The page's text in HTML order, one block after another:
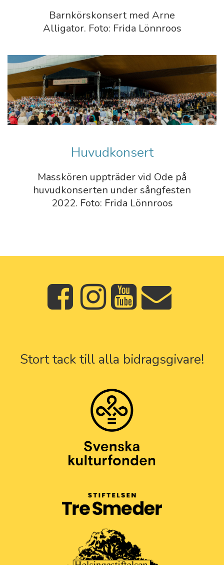
Barnkörskonsert med Arne
Alligator. Foto: Frida Lönnroos
Huvudkonsert
Masskören uppträder vid Ode på
huvudkonserten under sångfesten
2022. Foto: Frida Lönnroos
Stort tack till alla bidragsgivare!